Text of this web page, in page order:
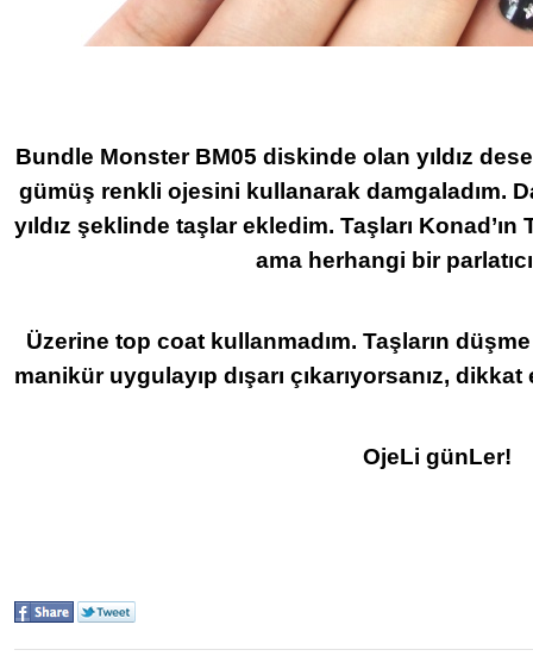
Bundle Monster BM05 diskinde olan yıldız
gümüş renkli ojesini kullanarak damgaladım.
yıldız şeklinde taşlar ekledim. Taşları
ama herhangi bir
Üzerine top coat kullanmadım. Taşların
manikür uygulayıp dışarı çıkarıyorsanız,
OjeLi günLer!